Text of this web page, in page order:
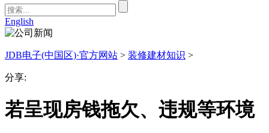
English
JDB电子(中国区)·官方网站 > 装修建材知识 >
分享:
若呈现房钱拖欠、违规等环境